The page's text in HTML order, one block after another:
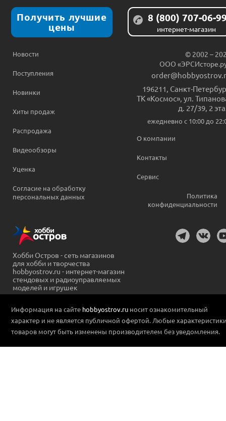
Получить лучшие
цены
8 (800) 707-06-
интернет-магазин
Новости
Поступления
Новинки
Хиты продаж
Распродажа
Видеообзоры
Уценка
Согласие на обработку
персональных данных
© 2002 –
ООО
196211 Санкт-
ТК «Космос», ул.
д. 27/39, 2
ежедневно c 10:00 до
О компании
Контакты
Сервис
Политика
конфиденциальности
Хобби Остров - сеть магазинов
для хобби и творчества
hobbyostrov.ru - интернет-магазин
стендовых и радиоуправляемых
моделей и игрушек
Информация на сайте hobbyostrov.ru носит ознакомительный
характер и не является публичной офертой. Любые
товаров могут быть изменены производителем без уведомления.